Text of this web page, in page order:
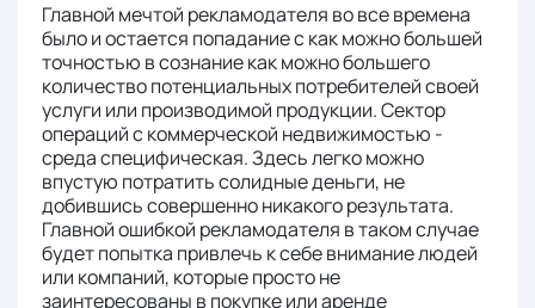
Главной мечтой рекламодателя во все времена
было и остается попадание с как можно большей
точностью в сознание как можно большего
количество потенциальных потребителей своей
услуги или производимой продукции. Сектор
операций с коммерческой недвижимостью -
среда специфическая. Здесь легко можно
впустую потратить солидные деньги, не
добившись совершенно никакого результата.
Главной ошибкой рекламодателя в таком случае
будет попытка привлечь к себе внимание людей
или компаний, которые просто не
заинтересованы в покупке или аренде